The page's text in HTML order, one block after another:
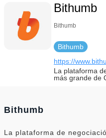
Bithumb
Bithumb
Bithumb
https://
La plataforma
más grande de
Bithumb
La plataforma de